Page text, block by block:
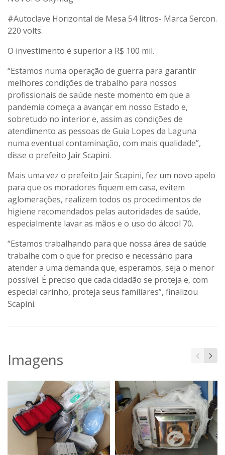
#Autoclave Horizontal de Mesa 54 litros- Marca Sercon.
220 volts.
O investimento é superior a R$ 100 mil.
“Estamos numa operação de guerra para garantir
melhores condições de trabalho para nossos
profissionais de saúde neste momento em que a
pandemia começa a avançar em nosso Estado e,
sobretudo no interior e, assim as condições de
atendimento as pessoas de Guia Lopes da Laguna
numa eventual contaminação, com mais qualidade”,
disse o prefeito Jair Scapini.
Mais uma vez o prefeito Jair Scapini, fez um novo apelo
para que os moradores fiquem em casa, evitem
aglomerações, realizem todos os procedimentos de
higiene recomendados pelas autoridades de saúde,
especialmente lavar as mãos e o uso do álcool 70.
“Estamos trabalhando para que nossa área de saúde
trabalhe com o que for preciso e necessário para
atender a uma demanda que, esperamos, seja o menor
possível. É preciso que cada cidadão se proteja e, com
especial carinho, proteja seus familiares”, finalizou
Scapini.
Imagens